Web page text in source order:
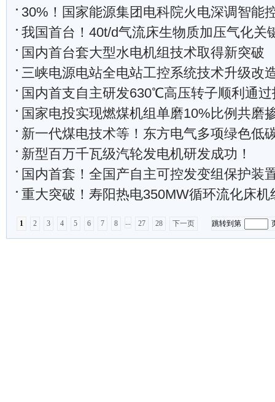
30%！国家能源集团电科院火电深调智能控制技
我国首台！40t/d气流床生物质加压气化关键
国内首台套大型水电机组技术取得新突破
三峡电源电站全电站工控系统技术升级改
国内首支自主研发630℃高压转子顺利通
国家电投实现燃煤机组单磨10%比例共磨掺烧牛粪生
新一代煤电技术等！东方电气多项绿色低
新型百万千瓦级汽轮发电机研发成功！
国内首套！全国产自主可控发变组保护装置在秦山
重大突破！寿阳热电350MW循环流化床机组灵活调峰关键
1 2 3 4 5 6 7 8 ... 27 28 下一页 跳转到第